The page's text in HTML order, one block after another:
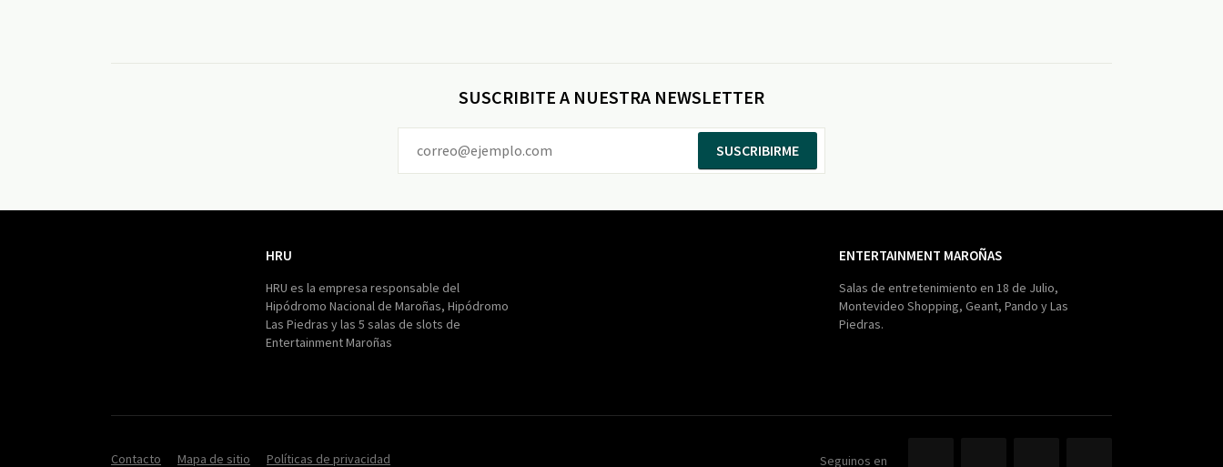
SUSCRIBITE A NUESTRA NEWSLETTER
SUSCRIBIRME
HRU
HRU es la empresa responsable del
Hipódromo Nacional de Maroñas, Hipódromo
Las Piedras y las 5 salas de slots de
Entertainment Maroñas
ENTERTAINMENT MAROÑAS
Salas de entretenimiento en 18 de Julio,
Montevideo Shopping, Geant, Pando y Las
Piedras.
Contacto Mapa de sitio Políticas de privacidad Seguinos en